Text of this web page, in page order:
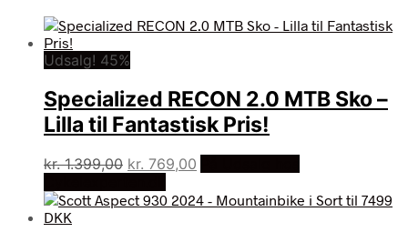
Udsalg! 45%
Specialized RECON 2.0 MTB Sko –
Lilla til Fantastisk Pris!
kr.1.399,00 Den
pris
kr. 769,00
pris